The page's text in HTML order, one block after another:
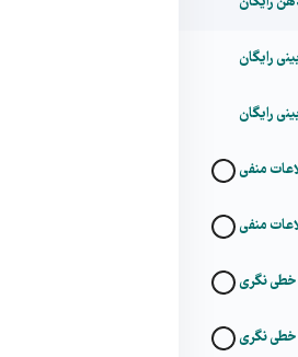
رایگان
رایگان